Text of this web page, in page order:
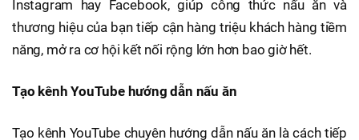
Instagram hay Facebook, giúp công thức nấu ăn và
thương hiệu của bạn tiếp cận hàng triệu khách hàng tiềm
năng, mở ra cơ hội kết nối rộng lớn hơn bao giờ hết.
Tạo kênh YouTube hướng dẫn nấu ăn
Tạo kênh YouTube chuyên hướng dẫn nấu ăn là cách tiếp